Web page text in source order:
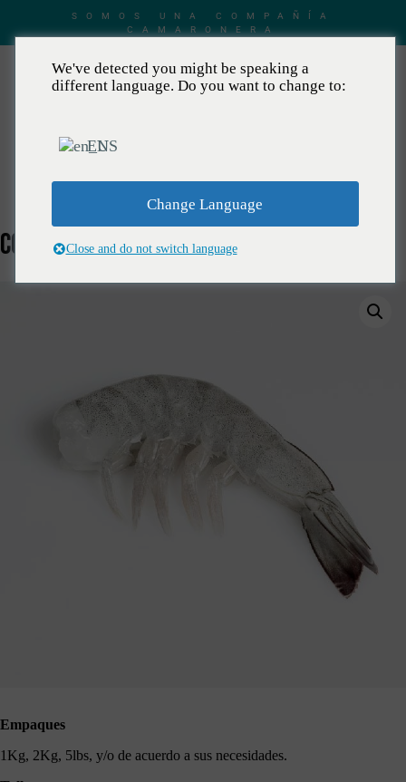
SOMOS UNA COMPAÑÍA
CAMARONERA
COLAS / HLSOa
Empaques
1Kg, 2Kg, 5lbs, y/o de acuerdo a sus necesidades.
We've detected you might be speaking a
different language. Do you want to change to:
EN
Change Language
Close and do not switch language